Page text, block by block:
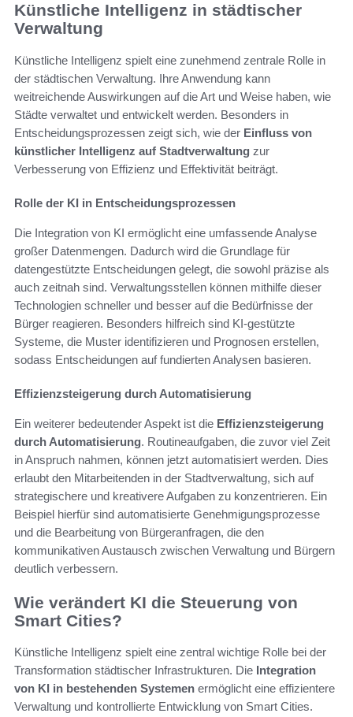
Künstliche Intelligenz in städtischer
Verwaltung
Künstliche Intelligenz spielt eine zunehmend zentrale Rolle in
der städtischen Verwaltung. Ihre Anwendung kann
weitreichende Auswirkungen auf die Art und Weise haben, wie
Städte verwaltet und entwickelt werden. Besonders in
Entscheidungsprozessen zeigt sich, wie der Einfluss von
künstlicher Intelligenz auf Stadtverwaltung zur
Verbesserung von Effizienz und Effektivität beiträgt.
Rolle der KI in Entscheidungsprozessen
Die Integration von KI ermöglicht eine umfassende Analyse
großer Datenmengen. Dadurch wird die Grundlage für
datengestützte Entscheidungen gelegt, die sowohl präzise als
auch zeitnah sind. Verwaltungsstellen können mithilfe dieser
Technologien schneller und besser auf die Bedürfnisse der
Bürger reagieren. Besonders hilfreich sind KI-gestützte
Systeme, die Muster identifizieren und Prognosen erstellen,
sodass Entscheidungen auf fundierten Analysen basieren.
Effizienzsteigerung durch Automatisierung
Ein weiterer bedeutender Aspekt ist die Effizienzsteigerung
durch Automatisierung. Routineaufgaben, die zuvor viel Zeit
in Anspruch nahmen, können jetzt automatisiert werden. Dies
erlaubt den Mitarbeitenden in der Stadtverwaltung, sich auf
strategischere und kreativere Aufgaben zu konzentrieren. Ein
Beispiel hierfür sind automatisierte Genehmigungsprozesse
und die Bearbeitung von Bürgeranfragen, die den
kommunikativen Austausch zwischen Verwaltung und Bürgern
deutlich verbessern.
Wie verändert KI die Steuerung von
Smart Cities?
Künstliche Intelligenz spielt eine zentral wichtige Rolle bei der
Transformation städtischer Infrastrukturen. Die Integration
von KI in bestehenden Systemen ermöglicht eine effizientere
Verwaltung und kontrollierte Entwicklung von Smart Cities.